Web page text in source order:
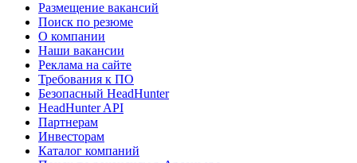
Размещение вакансий
Поиск по резюме
О компании
Наши вакансии
Реклама на сайте
Требования к ПО
Безопасный HeadHunter
HeadHunter API
Партнерам
Инвесторам
Каталог компаний